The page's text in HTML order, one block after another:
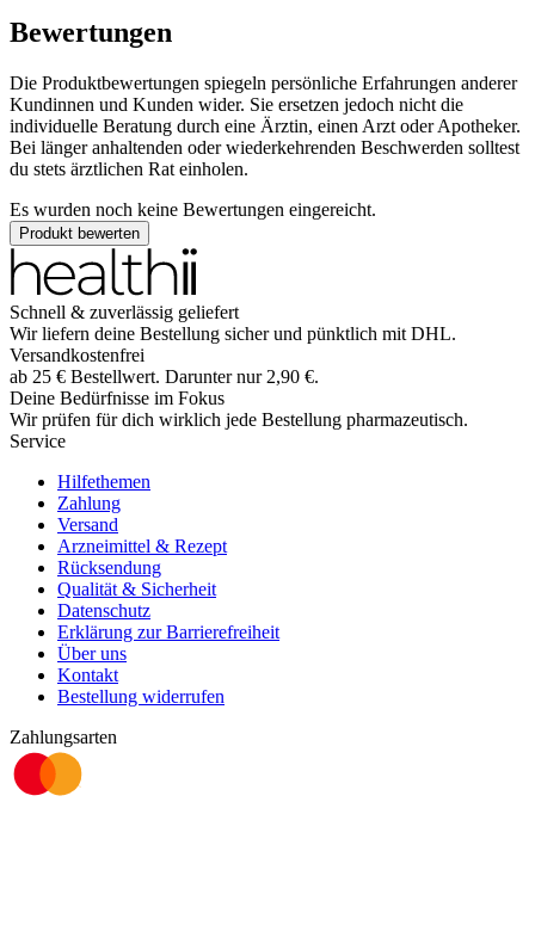
Bewertungen
Die Produktbewertungen spiegeln persönliche Erfahrungen anderer
Kundinnen und Kunden wider. Sie ersetzen jedoch nicht die
individuelle Beratung durch eine Ärztin, einen Arzt oder Apotheker.
Bei länger anhaltenden oder wiederkehrenden Beschwerden solltest
du stets ärztlichen Rat einholen.
Es wurden noch keine Bewertungen eingereicht.
Produkt bewerten
Schnell & zuverlässig geliefert
Wir liefern deine Bestellung sicher und pünktlich mit DHL.
Versandkostenfrei
ab 25 € Bestellwert. Darunter nur 2,90 €.
Deine Bedürfnisse im Fokus
Wir prüfen für dich wirklich jede Bestellung pharmazeutisch.
Service
Hilfethemen
Zahlung
Versand
Arzneimittel & Rezept
Rücksendung
Qualität & Sicherheit
Datenschutz
Erklärung zur Barrierefreiheit
Über uns
Kontakt
Bestellung widerrufen
Zahlungsarten